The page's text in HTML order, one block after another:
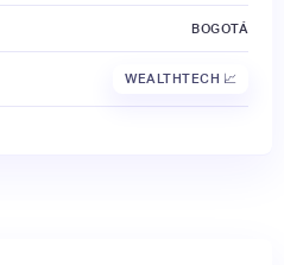
BOGOTÁ
WEALTHTECH 📈